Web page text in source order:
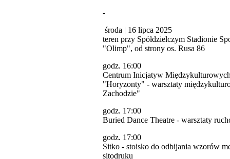
-
środa | 16 lipca 2025
teren przy Spółdzielczym Stadionie
"Olimp", od strony os. Rusa 86
godz. 16:00
Centrum Inicjatyw
"Horyzonty" - warsztaty
Zachodzie"
godz. 17:00
Buried Dance Theatre - warsztaty
godz. 17:00
Sitko - stoisko do odbijania wzorów
sitodruku